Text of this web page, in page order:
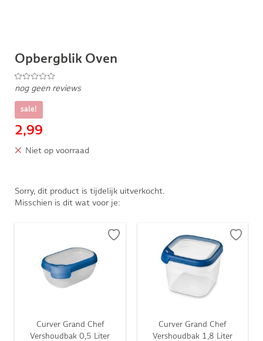
Opbergblik Oven
nog geen reviews
sale!
2,99
Niet op voorraad
Sorry, dit product is tijdelijk uitverkocht.
Misschien is dit wat voor je:
Curver Grand Chef
Vershoudbak 0,5 Liter
Curver Grand Chef
Vershoudbak 1,8 Liter